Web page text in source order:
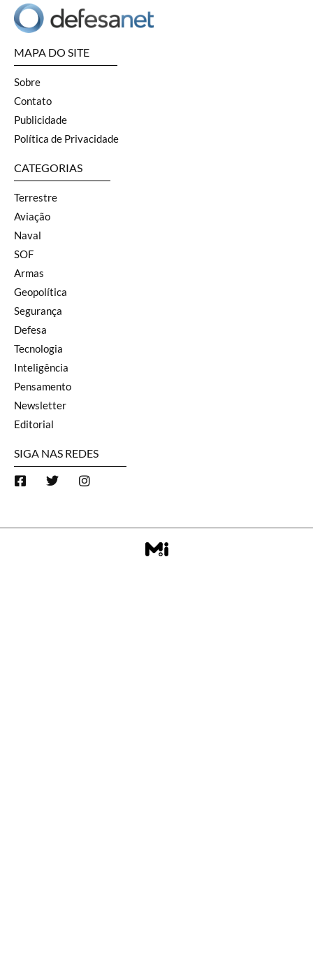
MAPA DO SITE
Sobre
Contato
Publicidade
Política de Privacidade
CATEGORIAS
Terrestre
Aviação
Naval
SOF
Armas
Geopolítica
Segurança
Defesa
Tecnologia
Inteligência
Pensamento
Newsletter
Editorial
SIGA NAS REDES